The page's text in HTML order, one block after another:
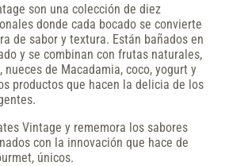
son una colección de diez
donde cada bocado se convierte
de sabor y textura. Están bañados en
y se combinan con frutas naturales,
nueces de Macadamia, coco, yogurt y
productos que hacen la delicia de los
Vintage y rememora los sabores
con la innovación que hace de
únicos.